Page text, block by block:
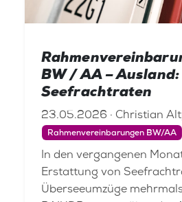
BW / AA – Ausland:
Seefrachtraten
23.05.2026 · Christian
Rahmenvereinbarungen BW/AA
In den vergangenen
Erstattung von
Überseeumzüge